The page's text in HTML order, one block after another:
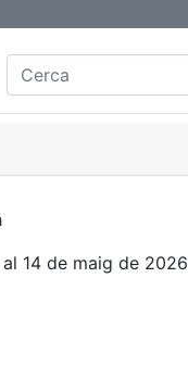
14 de maig de 2026